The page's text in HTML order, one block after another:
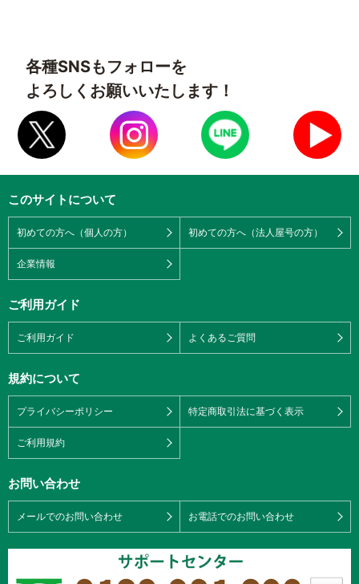
各種SNSもフォローを
よろしくお願いいたします！
このサイトについて
初めての方へ（個人の方） 初めての方へ（法人屋号の方）
企業情報
ご利用ガイド
ご利用ガイド よくあるご質問
規約について
プライバシーポリシー 特定商取引法に基づく表示
ご利用規約
お問い合わせ
メールでのお問い合わせ お電話でのお問い合わせ